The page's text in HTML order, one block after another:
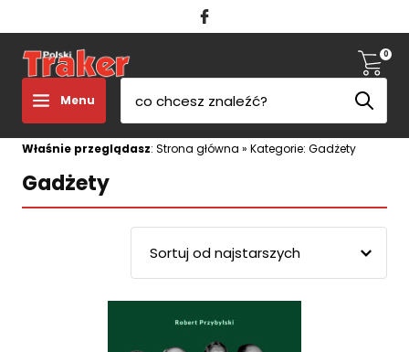
Menu
0
Właśnie przeglądasz: Strona główna » Kategorie: Gadżety
Gadżety